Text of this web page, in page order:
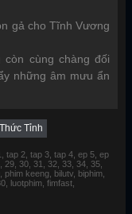
gả cho Tĩnh Vương
cùng chàng đối
những âm mưu ẩn
Tỉnh
tap 2, tap 3, tap 4, ep 5, ep
30, 31, 32, 33, 34, 35,
keeng, bilutv, biphim,
luotphim, fimfast,